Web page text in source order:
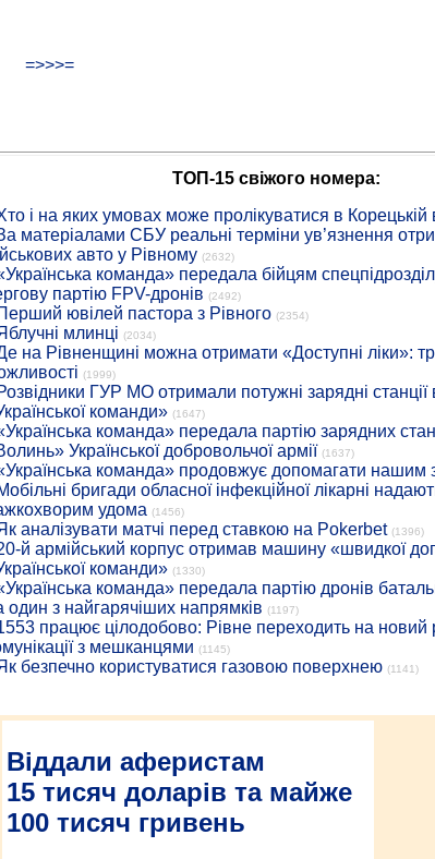
=>>>=
ТОП-15 свіжого номера:
і на яких умовах може пролікуватися в Корецькій
матеріалами СБУ реальні терміни ув’язнення
авто у Рівному (2632)
команда» передала бійцям
партію FPV-дронів (2492)
ювілей пастора з Рівного (2354)
млинці (2034)
на Рівненщині можна отримати «Доступні ліки»:
(1999)
ГУР МО отримали потужні зарядні станції
команди» (1647)
команда» передала партію зарядних
Української добровольчої армії (1637)
команда» продовжує допомагати нашим
бригади обласної інфекційної лікарні
удома (1456)
аналізувати матчі перед ставкою на Pokerbet (1396)
й армійський корпус отримав машину «швидкої
команди» (1330)
команда» передала партію дронів
один з найгарячіших напрямків (1197)
працює цілодобово: Рівне переходить на новий
з мешканцями (1145)
безпечно користуватися газовою поверхнею (1141)
Віддали аферистам
15 тисяч доларів та майже
100 тисяч гривень